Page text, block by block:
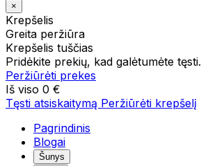
×
Krepšelis
Greita peržiūra
Krepšelis tuščias
Pridėkite prekių, kad galėtumėte tęsti.
Peržiūrėti prekes
Iš viso 0 €
Tęsti atsiskaitymą Peržiūrėti krepšelį
Pagrindinis
Blogai
Šunys